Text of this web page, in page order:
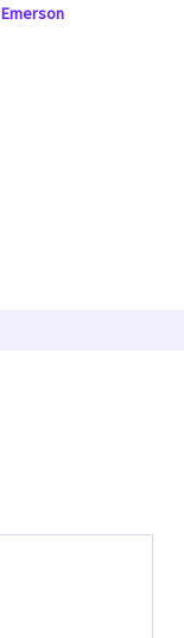
Emerson